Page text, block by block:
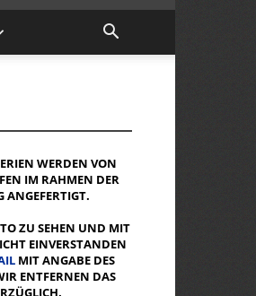
WERDEN VON
IM RAHMEN DER
ANGEFERTIGT.
ZU SEHEN UND MIT
EINVERSTANDEN
MIT ANGABE DES
ENTFERNEN DAS